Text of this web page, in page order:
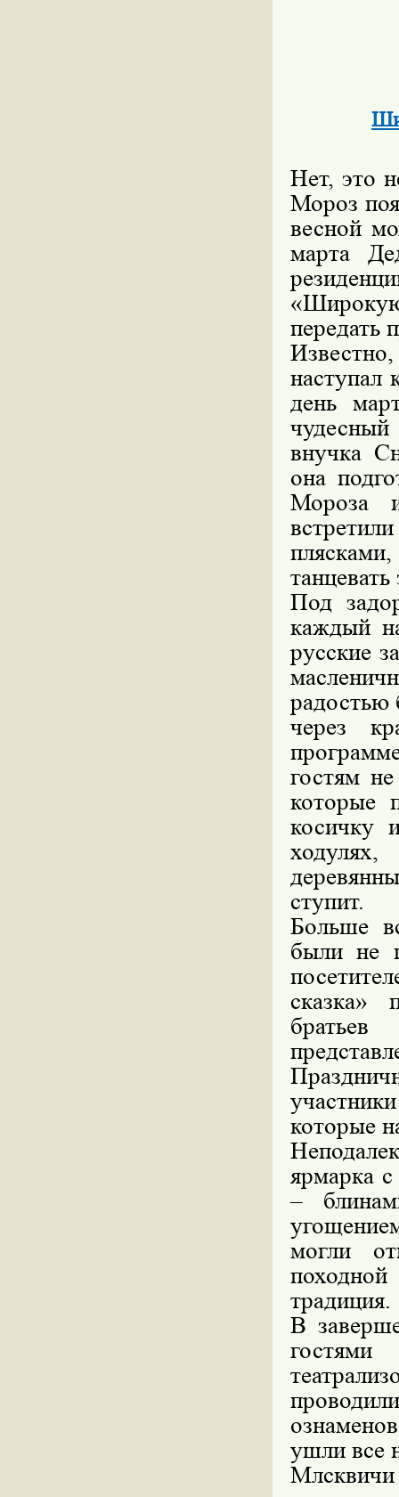
Нет, это
Мороз
весной
марта
передать
наступал
день
внучка
она
Мороза
Под
каждый
русские
радостью
через
гостям
которые
косичку
ступит.
Больше
были не
сказка»
которые
ярмарка
–
могли
традиция.
В
ушли все